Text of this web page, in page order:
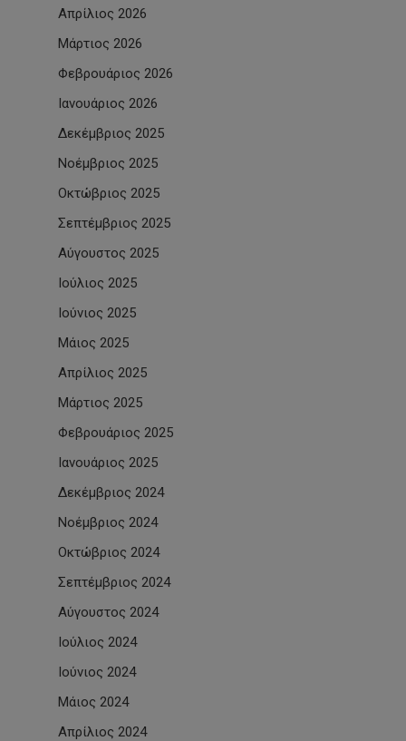
Απρίλιος 2026
Μάρτιος 2026
Φεβρουάριος 2026
Ιανουάριος 2026
Δεκέμβριος 2025
Νοέμβριος 2025
Οκτώβριος 2025
Σεπτέμβριος 2025
Αύγουστος 2025
Ιούλιος 2025
Ιούνιος 2025
Μάιος 2025
Απρίλιος 2025
Μάρτιος 2025
Φεβρουάριος 2025
Ιανουάριος 2025
Δεκέμβριος 2024
Νοέμβριος 2024
Οκτώβριος 2024
Σεπτέμβριος 2024
Αύγουστος 2024
Ιούλιος 2024
Ιούνιος 2024
Μάιος 2024
Απρίλιος 2024